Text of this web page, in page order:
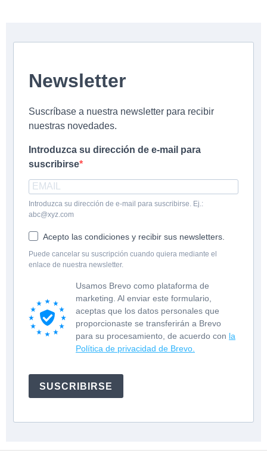
Newsletter
Suscríbase a nuestra newsletter para recibir
nuestras novedades.
Introduzca su dirección de e-mail para
suscribirse
Introduzca su dirección de e-mail para suscribirse. Ej.:
abc@xyz.com
Acepto las condiciones y recibir sus newsletters.
Puede cancelar su suscripción cuando quiera mediante el
enlace de nuestra newsletter.
Usamos Brevo como plataforma de
marketing. Al enviar este formulario,
aceptas que los datos personales que
proporcionaste se transferirán a Brevo
para su procesamiento, de acuerdo con la
Política de privacidad de Brevo.
SUSCRIBIRSE